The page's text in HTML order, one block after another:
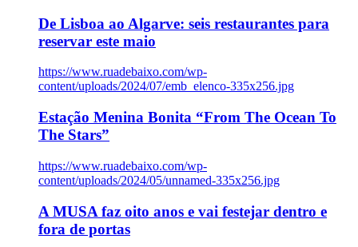
De Lisboa ao Algarve: seis restaurantes para
reservar este maio
https://www.ruadebaixo.com/wp-
content/uploads/2024/07/emb_elenco-335x256.jpg
Estação Menina Bonita “From The Ocean To
The Stars”
https://www.ruadebaixo.com/wp-
content/uploads/2024/05/unnamed-335x256.jpg
A MUSA faz oito anos e vai festejar dentro e
fora de portas